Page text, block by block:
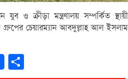
যুব ও ক্রীড়া মন্ত্রণালয় সম্পর্কিত স্থায়ী
গ্রুপের চেয়ারম্যান আবদুল্লাহ আল ইসলাম